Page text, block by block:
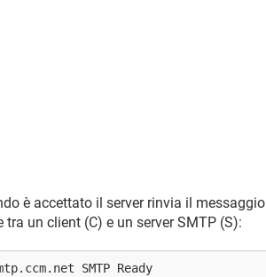
è accettato il server rinvia il messaggio
tra un client (C) e un server SMTP (S):
SMTP Ready